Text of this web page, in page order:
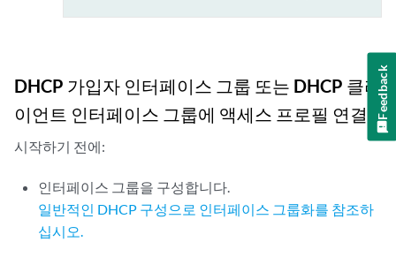
DHCP 가입자 인터페이스 그룹 또는 DHCP 클라
이언트 인터페이스 그룹에 액세스 프로필 연결
시작하기 전에:
인터페이스 그룹을 구성합니다.
일반적인 DHCP 구성으로 인터페이스 그룹화를 참조하
십시오.
Feedback